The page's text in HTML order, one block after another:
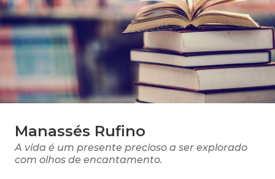
Manassés Rufino
A vida é um presente precioso a ser explorado
com olhos de encantamento.